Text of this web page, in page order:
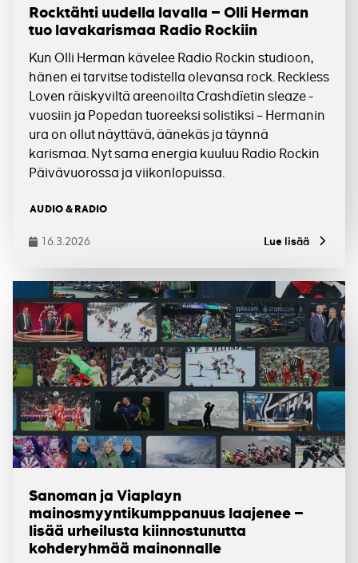
Rocktähti uudella lavalla – Olli Herman
tuo lavakarismaa Radio Rockiin
Kun Olli Herman kävelee Radio Rockin studioon,
hänen ei tarvitse todistella olevansa rock. Reckless
Loven räiskyviltä areenoilta Crashdïetin sleaze -
vuosiin ja Popedan tuoreeksi solistiksi – Hermanin
ura on ollut näyttävä, äänekäs ja täynnä
karismaa. Nyt sama energia kuuluu Radio Rockin
Päivävuorossa ja viikonlopuissa.
Tagit
AUDIO & RADIO
Julkaistu
16.3.2026 Lue lisää
Sanoman ja Viaplayn
mainosmyyntikumppanuus laajenee –
lisää urheilusta kiinnostunutta
kohderyhmää mainonnalle